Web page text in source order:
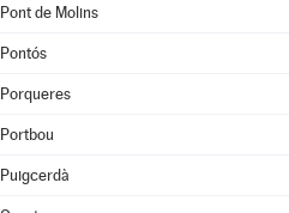
Pont de Molins
Pontós
Porqueres
Portbou
Puigcerdà